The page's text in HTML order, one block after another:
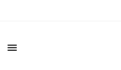
menu